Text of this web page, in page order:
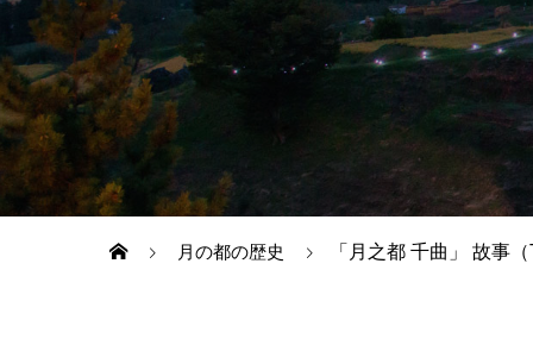
月の都の歴史 「月之都 千曲」 故事